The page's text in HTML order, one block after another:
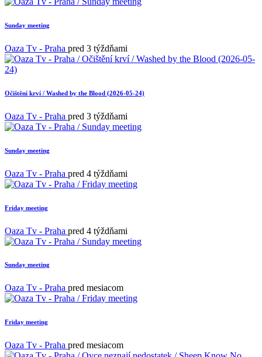
Sunday meeting
Oaza Tv - Praha pred 3 týždňami
Očištění krví / Washed by the Blood (2026-05-24)
Oaza Tv - Praha pred 3 týždňami
Sunday meeting
Oaza Tv - Praha pred 4 týždňami
Friday meeting
Oaza Tv - Praha pred 4 týždňami
Sunday meeting
Oaza Tv - Praha pred mesiacom
Friday meeting
Oaza Tv - Praha pred mesiacom